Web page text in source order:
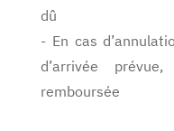
dû
- En cas
d’arrivée
remboursée